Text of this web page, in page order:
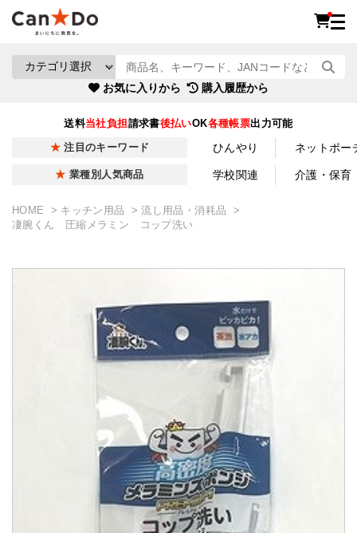
お気に入りから 購入履歴から
送料当社負担請求書後払いOK各種帳票出力可能
注目のキーワード ひんやり ネットポー
業種別人気商品 学校関連 介護・保育
HOME キッチン用品
流し用品・消耗品
凄腕くん 圧縮メラミン コップ洗い